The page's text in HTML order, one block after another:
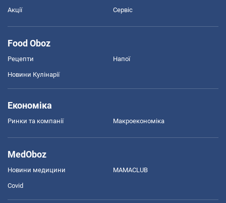
Акції Сервіс
Food Oboz
Рецепти Напої
Новини Кулінарії
Економіка
Ринки та компанії Макроекономіка
MedOboz
Новини медицини MAMACLUB
Covid